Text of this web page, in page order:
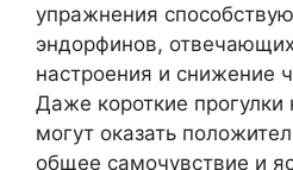
упражнения
эндорфинов,
настроения и снижение
Даже короткие
могут оказать
общее самочувствие и